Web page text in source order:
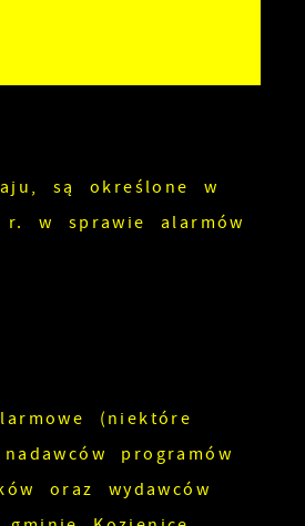
są określone w
r. w sprawie alarmów
(niektóre
programów
oraz wydawców